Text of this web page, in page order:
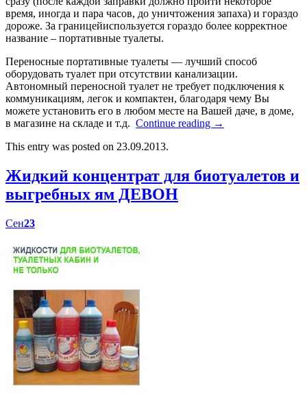
время, иногда и пара часов, до уничтожения запаха) и гораздо
дороже. За границейиспользуется гораздо более корректное
название – портативные туалеты.
Переносные портативные туалеты — лучший способ
оборудовать туалет при отсутствии канализации.
Автономный переносной туалет не требует подключения к
коммуникациям, легок и компактен, благодаря чему Вы
можете установить его в любом месте на Вашей даче, в доме,
в магазине на складе и т.д. Continue reading →
This entry was posted on 23.09.2013.
Жидкий концентрат для биотуалетов и
выгребных ям ДЕВОН
Сен23